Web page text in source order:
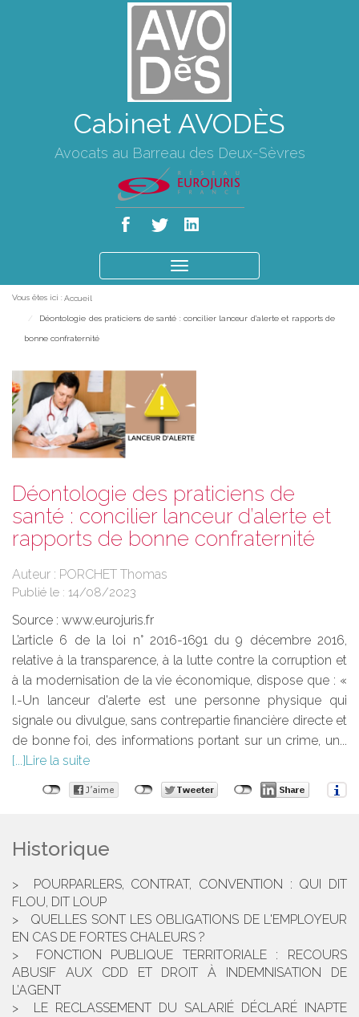
Cabinet AVODÈS
Avocats au Barreau des Deux-Sèvres
le
Vous êtes ici : Accueil
Déontologie des praticiens de santé : concilier lanceur d’alerte et rapports de
bonne confraternité
Déontologie des praticiens de
santé : concilier lanceur d’alerte et
rapports de bonne confraternité
Auteur : PORCHET Thomas
Publié le : 14/08/2023
Source : www.eurojuris.fr
L’article 6 de la loi n° 2016-1691 du 9 décembre 2016,
relative à la transparence, à la lutte contre la corruption et
à la modernisation de la vie économique, dispose que : «
I.-Un lanceur d'alerte est une personne physique qui
signale ou divulgue, sans contrepartie financière directe et
de bonne foi, des informations portant sur un crime, un...
Lire la suite
Historique
POURPARLERS, CONTRAT, CONVENTION : QUI DIT
FLOU, DIT LOUP
QUELLES SONT LES OBLIGATIONS DE L'EMPLOYEUR
EN CAS DE FORTES CHALEURS ?
FONCTION PUBLIQUE TERRITORIALE : RECOURS
ABUSIF AUX CDD ET DROIT À INDEMNISATION DE
L’AGENT
LE RECLASSEMENT DU SALARIÉ DÉCLARÉ INAPTE